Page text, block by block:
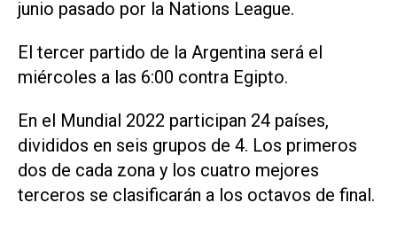
junio pasado por la Nations League.
El tercer partido de la Argentina será el
miércoles a las 6:00 contra Egipto.
En el Mundial 2022 participan 24 países,
divididos en seis grupos de 4. Los primeros
dos de cada zona y los cuatro mejores
terceros se clasificarán a los octavos de final.